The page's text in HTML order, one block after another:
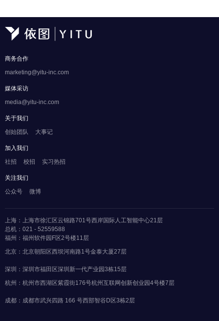
商务合作
marketing@yitu-inc.com
媒体采访
media@yitu-inc.com
关于我们
创始团队
大事记
加入我们
社招
校招 实习热招
关注我们
公众号
微博
上海：上海市徐汇区云锦路701号西岸国际人工智能中心21层
总机：021 - 52559588
福州：福州软件园F区2号楼11层
北京：北京朝阳区西坝河南路1号金泰大厦27层
深圳：深圳市福田区深圳新一代产业园3栋15层
杭州：杭州市西湖区紫霞街176号杭州互联网创新创业园4号楼7层
成都：成都市武兴四路 166 号西部智谷D区3栋2层